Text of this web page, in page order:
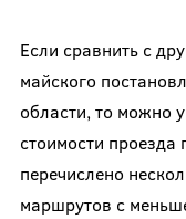
Если сравнить с
майского
области, то можно
стоимости
перечислено
маршрутов с